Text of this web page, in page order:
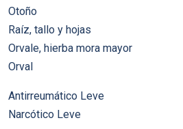
Otoño
Raíz, tallo y hojas
Orvale, hierba mora mayor
Orval
Antirreumático Leve
Narcótico Leve